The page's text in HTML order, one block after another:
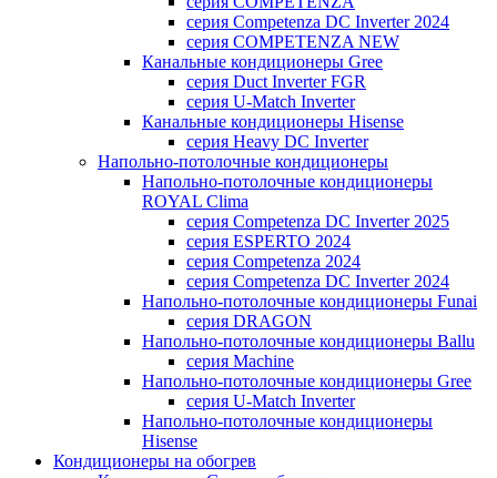
серия Competenza DC Inverter 2024
серия COMPETENZA NEW
Канальные кондиционеры Gree
серия Duct Inverter FGR
серия U-Match Inverter
Канальные кондиционеры Hisense
серия Heavy DC Inverter
Напольно-потолочные кондиционеры
Напольно-потолочные кондиционеры
ROYAL Clima
серия Competenza DC Inverter 2025
серия ESPERTO 2024
серия Competenza 2024
серия Competenza DC Inverter 2024
Напольно-потолочные кондиционеры Funai
серия DRAGON
Напольно-потолочные кондиционеры Ballu
серия Machine
Напольно-потолочные кондиционеры Gree
серия U-Match Inverter
Напольно-потолочные кондиционеры
Hisense
Кондиционеры на обогрев